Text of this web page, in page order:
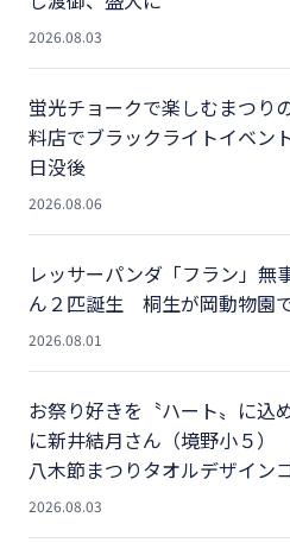
2026.08.03
蛍光チョークで楽しむまつ
料店でブラックライトイベ
日没後
2026.08.06
レッサーパンダ「フラン」
ん２匹誕生 桐生が岡動物園
2026.08.01
お祭り好きを〝ハート〟に
に新井結月さん（境野小５
八木節まつりタオルデザイン
2026.08.03